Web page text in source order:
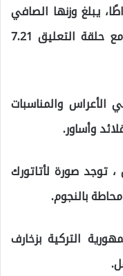
الأعلى) من عيار 22 قيراطًا، يبلغ وزنها الصافي
7.016 جرام وقطرها 30 ملم. الوزن مع حلقة التعليق 7.21
والمناسبات
وأساور.
توجد صورة لأتاتورك
بالنجوم.
التركية بزخارف